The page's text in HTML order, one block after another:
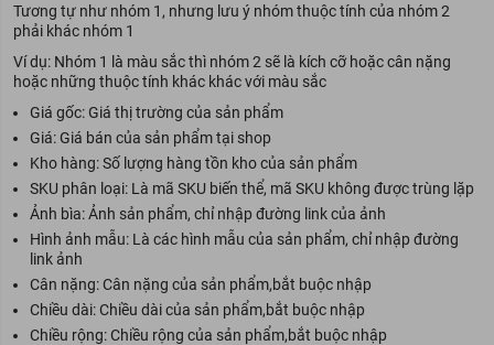
Tương tự như nhóm 1, nhưng lưu ý nhóm thuộc tính của nhóm 2
phải khác nhóm 1
Ví dụ: Nhóm 1 là màu sắc thì nhóm 2 sẽ là kích cỡ hoặc cân nặng
hoặc những thuộc tính khác khác với màu sắc
Giá gốc: Giá thị trường của sản phẩm
Giá: Giá bán của sản phẩm tại shop
Kho hàng: Số lượng hàng tồn kho của sản phẩm
SKU phân loại: Là mã SKU biến thể, mã SKU không được trùng lặp
Ảnh bìa: Ảnh sản phẩm, chỉ nhập đường link của ảnh
Hình ảnh mẫu: Là các hình mẫu của sản phẩm, chỉ nhập đường
link ảnh
Cân nặng: Cân nặng của sản phẩm,bắt buộc nhập
Chiều dài: Chiều dài của sản phẩm,bắt buộc nhập
Chiều rộng: Chiều rộng của sản phẩm,bắt buộc nhập